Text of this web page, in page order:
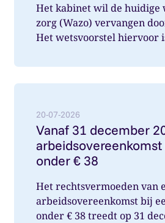
Het kabinet wil de huidige
zorg (Wazo) vervangen
Het wetsvoorstel hiervoor
20-07-2026
Vanaf 31 december
onder € 38
Het rechtsvermoeden van
arbeidsovereenkomst bij
onder € 38 treedt op 31